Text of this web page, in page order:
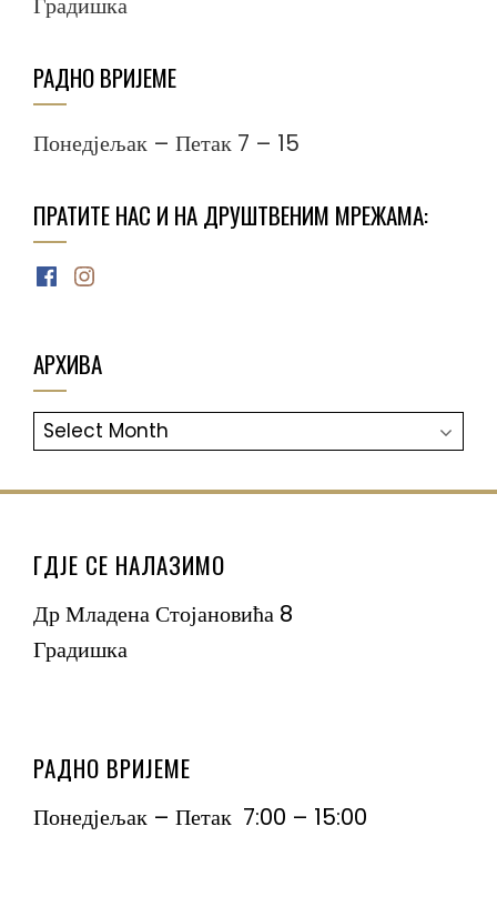
РАДНО ВРИЈЕМЕ
Понедјељак – Петак 7 – 15
ПРАТИТЕ НАС И НА ДРУШТВЕНИМ МРЕЖАМА:
Facebook
Instagram
АРХИВА
АРХИВА
ГДЈЕ СЕ НАЛАЗИМО
Др Младена Стојановића 8
Градишка
РАДНО ВРИЈЕМЕ
Понедјељак – Петак 7:00 – 15:00